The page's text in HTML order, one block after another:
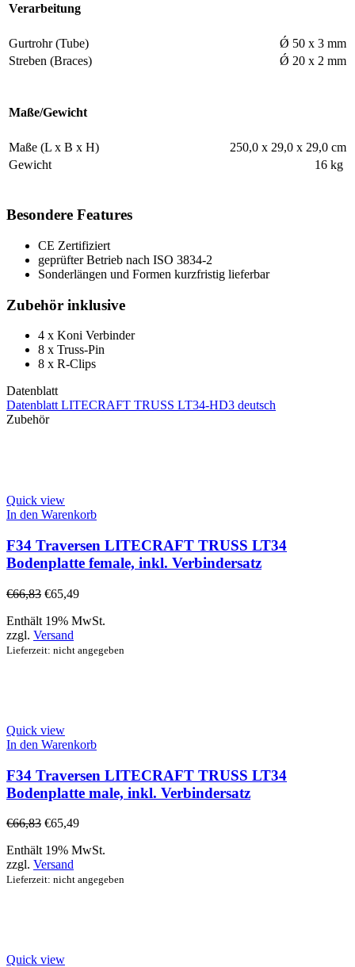
Verarbeitung
Gurtrohr (Tube)
Ǿ 50 x 3 mm
Streben (Braces)
Ǿ 20 x 2 mm
Maße/Gewicht
Maße (L x B x H)
250,0 x 29,0 x 29,0 cm
Gewicht
16 kg
Besondere Features
CE Zertifiziert
geprüfter Betrieb nach ISO 3834-2
Sonderlängen und Formen kurzfristig lieferbar
Zubehör inklusive
4 x Koni Verbinder
8 x Truss-Pin
8 x R-Clips
Datenblatt
Datenblatt LITECRAFT TRUSS LT34-HD3 deutsch
Zubehör
Quick view
In den Warenkorb
F34 Traversen LITECRAFT TRUSS LT34
Bodenplatte female, inkl. Verbindersatz
€66,83 €65,49
Enthält 19% MwSt.
zzgl. Versand
Lieferzeit: nicht angegeben
Quick view
In den Warenkorb
F34 Traversen LITECRAFT TRUSS LT34
Bodenplatte male, inkl. Verbindersatz
€66,83 €65,49
Enthält 19% MwSt.
zzgl. Versand
Lieferzeit: nicht angegeben
Quick view